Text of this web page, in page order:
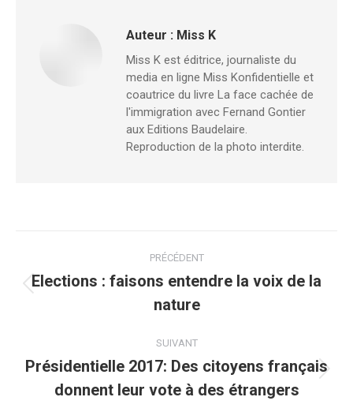
Auteur : Miss K
Miss K est éditrice, journaliste du
media en ligne Miss Konfidentielle et
coautrice du livre La face cachée de
l'immigration avec Fernand Gontier
aux Editions Baudelaire.
Reproduction de la photo interdite.
article
PRÉCÉDENT
précédent
Elections : faisons entendre la voix de la
nature
SUIVANT
suivant
Présidentielle 2017: Des citoyens français
donnent leur vote à des étrangers